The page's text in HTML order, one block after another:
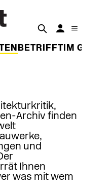
BETRIFFT IM
Archiv finden
und
Ihnen
was mit wem